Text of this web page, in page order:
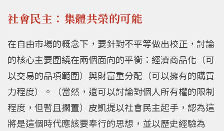
社會民主：集體共榮的可能
在自由市場的概念下，要針對不平等做出校正，討論
的核心主要圍繞在兩個面向的平衡：經濟商品化（可
以交易的品項範圍）與財富重分配（可以擁有的購買
力程度）。（當然，還可以討論對個人所有權的限制
程度，但暫且擱置）皮凱提以社會民主起手，認為這
將是這個時代應該要奉行的思想，並以歷史經驗為